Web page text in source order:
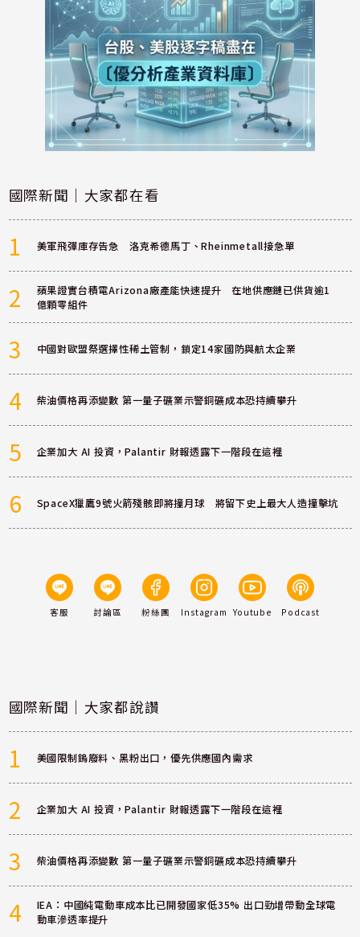
國際新聞｜大家都在看
1 美軍飛彈庫存告急 洛克希德馬丁、Rheinmetall接急單
2
蘋果證實台積電Arizona廠產能快速提升 在地供應鏈已供貨逾1
億顆零組件
3 中國對歐盟祭選擇性稀土管制，鎖定14家國防與航太企業
4 柴油價格再添變數 第一量子礦業示警銅礦成本恐持續攀升
5 企業加大 AI 投資，Palantir 財報透露下一階段在這裡
6 SpaceX獵鷹9號火箭殘骸即將撞月球 將留下史上最大人造撞擊坑
客服 討論區 粉絲團 Instagram Youtube Podcast
國際新聞｜大家都說讚
1 美國限制鎢廢料、黑粉出口，優先供應國內需求
2 企業加大 AI 投資，Palantir 財報透露下一階段在這裡
3 柴油價格再添變數 第一量子礦業示警銅礦成本恐持續攀升
4
IEA：中國純電動車成本比已開發國家低35% 出口勁增帶動全球電
動車滲透率提升